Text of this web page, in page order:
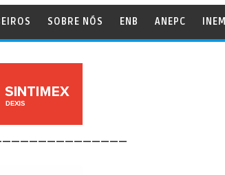
SOBRE NÓS ENB ANEPC INEM